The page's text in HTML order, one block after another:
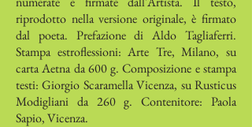
riprodotto nella versione originale, è firmato
dal poeta. Prefazione di Aldo Tagliaferri.
Stampa estroflessioni: Arte Tre, Milano, su
carta Aetna da 600 g. Composizione e stampa
testi: Giorgio Scaramella Vicenza, su Rusticus
Modigliani da 260 g. Contenitore: Paola
Sapio, Vicenza.